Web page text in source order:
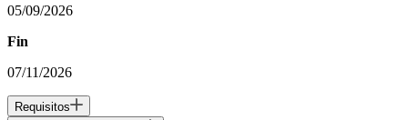
05/09/2026
Fin
07/11/2026
Requisitos